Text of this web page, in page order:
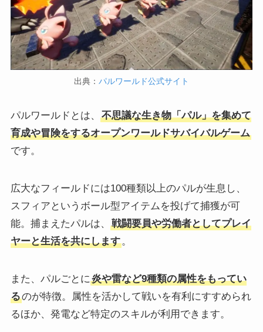
出典： パルワールド公式サイト
パルワールドとは、
不思議な生き物「パル」を集めて
育成や冒険をするオープンワールドサバイバルゲーム
です。
広大なフィールドには100種類以上のパルが生息し、
スフィアというボール型アイテムを投げて捕獲が可
能。捕まえたパルは、
戦闘要員や労働者としてプレイ
ヤーと生活を共にします。
また、パルごとに炎や雷など9種類の属性をもってい
るのが特徴。属性を活かして戦いを有利にすすめられ
るほか、発電など特定のスキルが利用できます。